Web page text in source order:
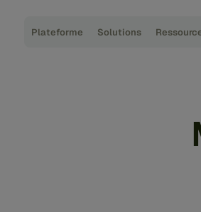
Plateforme Solutions